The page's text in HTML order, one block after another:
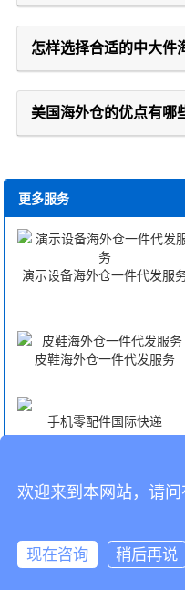
怎样选择合适的中大件
美国海外仓的优点有哪
更多服务
演示设备海外仓一件代发服
皮鞋海外仓一件代发服务
手机零配件国际快递
手机零配件国际空运服务
CopyRight © 深
欢迎来到本网站，请问
现在咨询 稍后再说